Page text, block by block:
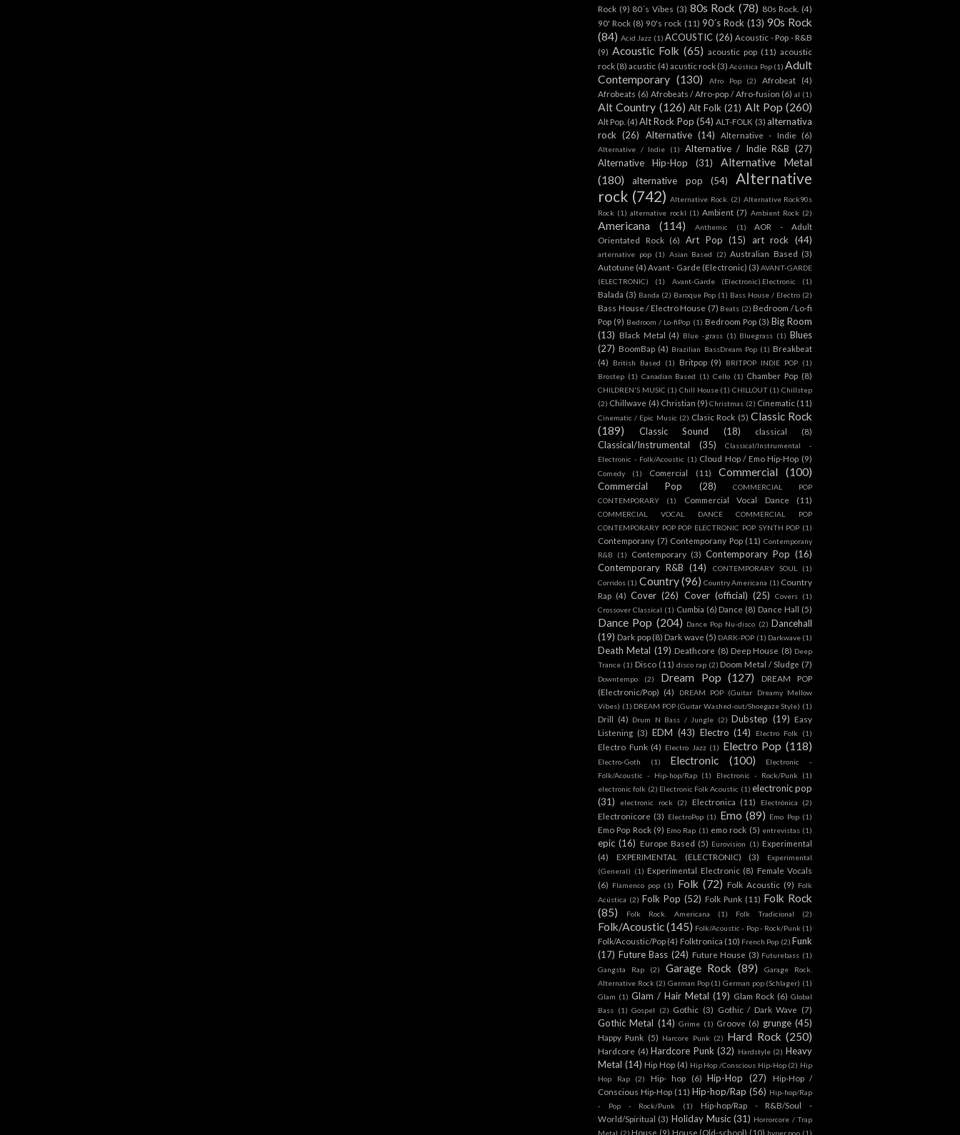
Rock (9) 80´s Vibes (3) 80s Rock (78) 80s Rock. (4)
90' Rock (8) 90's rock (11) 90´s Rock (13) 90s Rock
(84) Acid Jazz (1) ACOUSTIC (26) Acoustic - Pop - R&B
(9) Acoustic Folk (65) acoustic pop (11) acoustic
rock (8) acustic (4) acustic rock (3) Acústica Pop (1) Adult
Contemporary (130) Afro Pop (2) Afrobeat
(4)
Afrobeats (6) Afrobeats / Afro-pop / Afro-fusion (6) al (1)
Alt Country (126) Alt Folk (21) Alt Pop (260)
Alt Pop. (4) Alt Rock Pop (54) ALT-FOLK (3) alternativa
rock (26) Alternative (14) Alternative - Indie (6)
Alternative / Indie (1) Alternative / Indie R&B (27)
Alternative Hip-Hop
(31)
Alternative Metal
(180)
alternative pop (54)
Alternative
rock (742) Alternative Rock. (2) Alternative Rock90s
Rock (1) alternative rockl (1) Ambient (7) Ambient Rock (2)
Americana (114) Anthemic (1)
AOR - Adult
Orientated Rock (6) Art Pop (15) art rock (44)
arternative pop (1) Asian Based (2) Australian Based (3)
Autotune (4) Avant - Garde (Electronic) (3) AVANT-GARDE
(ELECTRONIC)
(1) Avant-Garde (Electronic).Electronic (1)
Balada (3) Banda (2) Baroque Pop (1) Bass House / Electro (2)
Bass House / Electro House (7) Beats (2) Bedroom / Lo-fi
Pop (9) Bedroom / Lo-fiPop (1) Bedroom Pop (3) Big Room
(13) Black Metal (4) Blue -grass (1) Bluegrass (1) Blues
(27) BoomBap (4) Brazilian BassDream Pop (1) Breakbeat
(4)
British Based (1) Britpop (9) BRITPOP INDIE POP (1)
Brostep (1) Canadian Based (1) Cello (1) Chamber Pop (8)
CHILDREN'S MUSIC (1) Chill House (1) CHILLOUT (1) Chillstep
(2) Chillwave (4) Christian (9) Christmas (2) Cinematic (11)
Cinematic / Epic Music (2) Clasic Rock (5) Classic Rock
(189)
Classic Sound (18) classical (8)
Classical/Instrumental (35)
Classical/Instrumental -
Electronic - Folk/Acoustic (1) Cloud Hop / Emo Hip-Hop (9)
Comedy (1) Comercial (11) Commercial (100)
Commercial Pop (28)
COMMERCIAL POP
CONTEMPORARY
(1) Commercial Vocal Dance (11)
COMMERCIAL VOCAL DANCE COMMERCIAL POP
CONTEMPORARY POP POP ELECTRONIC POP SYNTH POP (1)
Contemporany (7) Contemporany Pop (11) Contemporany
R&B
(1) Contemporary (3) Contemporary Pop (16)
Contemporary R&B (14) CONTEMPORARY SOUL
(1)
Corridos (1) Country(96) Country Americana (1) Country
Rap (4) Cover (26) Cover (official) (25) Covers (1)
Crossover Classical (1) Cumbia (6) Dance (8) Dance Hall (5)
Dance Pop (204) Dance Pop Nu-disco (2) Dancehall
(19) Dark pop (8) Dark wave (5) DARK-POP (1) Darkwave (1)
Death Metal (19) Deathcore (8) Deep House (8) Deep
Trance (1) Disco (11) disco rap (2) Doom Metal / Sludge (7)
Downtempo (2) Dream Pop (127)
DREAM POP
(Electronic/Pop) (4)
DREAM POP (Guitar Dreamy Mellow
Vibes) (1) DREAM POP (Guitar Washed-out/Shoegaze Style) (1)
Drill (4) Drum N Bass / Jungle (2) Dubstep (19) Easy
Listening (3) EDM (43) Electro (14) Electro Folk (1)
Electro Funk (4) Electro Jazz (1) Electro Pop (118)
Electro-Goth (1) Electronic (100)
Electronic -
Folk/Acoustic - Hip-hop/Rap (1) Electronic - Rock/Punk
(1)
electronic folk (2) Electronic Folk Acoustic (1) electronic pop
(31)
electronic rock (2) Electronica (11) Electrónica (2)
Electronicore (3) ElectroPop (1) Emo (89) Emo Pop (1)
Emo Pop Rock (9) Emo Rap (1) emo rock (5) entrevistas (1)
epic (16) Europe Based (5) Eurovision (1) Experimental
(4)
EXPERIMENTAL (ELECTRONIC) (3)
Experimental
(General) (1) Experimental Electronic (8) Female Vocals
(6) Flamenco pop (1) Folk (72) Folk Acoustic (9) Folk
Acústica (2) Folk Pop (52) Folk Punk (11) Folk Rock
(85)
Folk Rock. Americana (1) Folk Tradicional (2)
Folk/Acoustic(145) Folk/Acoustic - Pop - Rock/Punk (1)
Folk/Acoustic/Pop (4) Folktronica (10) French Pop (2) Funk
(17) Future Bass (24) Future House (3) Futurebass (1)
Gangsta Rap
(2) Garage Rock (89)
Garage Rock.
Alternative Rock (2) German Pop (1) German pop (Schlager) (1)
Glam (1) Glam / Hair Metal (19) Glam Rock (6) Global
Bass (1) Gospel (2) Gothic (3) Gothic / Dark Wave (7)
Gothic Metal (14) Grime (1) Groove (6) grunge (45)
Happy Punk (5) Harcore Punk (2) Hard Rock (250)
Hardcore (4) Hardcore Punk (32) Hardstyle (2) Heavy
Metal (14) Hip Hop (4) Hip Hop /Conscious Hip-Hop (2) Hip
Hop Rap
(2) Hip- hop (6) Hip-Hop (27)
Hip-Hop /
Conscious Hip-Hop (11) Hip-hop/Rap (56) Hip-hop/Rap
- Pop - Rock/Punk
(1)
Hip-hop/Rap - R&B/Soul -
World/Spiritual (3) Holiday Music (31) Horrorcore / Trap
Metal (2) House (9) House (Old-school) (10) hyper pop (1)